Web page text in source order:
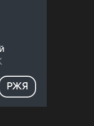
РЖЯ